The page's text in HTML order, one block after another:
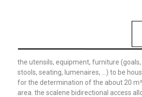
the utensils, equipment, furniture
stools, seating, lumenaires, …) to be
for the determination of the about 20
area. the scalene bidirectional access